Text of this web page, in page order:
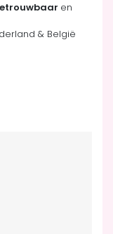
en
& België